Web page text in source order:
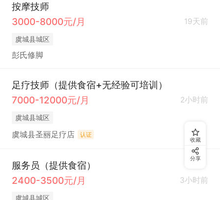
按摩技师
3000-8000元/月
19天前
虞城县城区
彭氏修脚
足疗技师（提供食宿+无经验可培训）
7000-12000元/月
2小时前
虞城县城区
虞城县圣丽足疗店 认证
服务员（提供食宿）
2400-3500元/月
3小时前
虞城县城区
收藏
分享